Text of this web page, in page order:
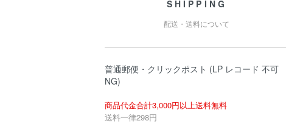
SHIPPING
配送・送料について
普通郵便・クリックポスト (LP レコード 不可
NG)
商品代金合計3,000円以上送料無料
送料一律298円